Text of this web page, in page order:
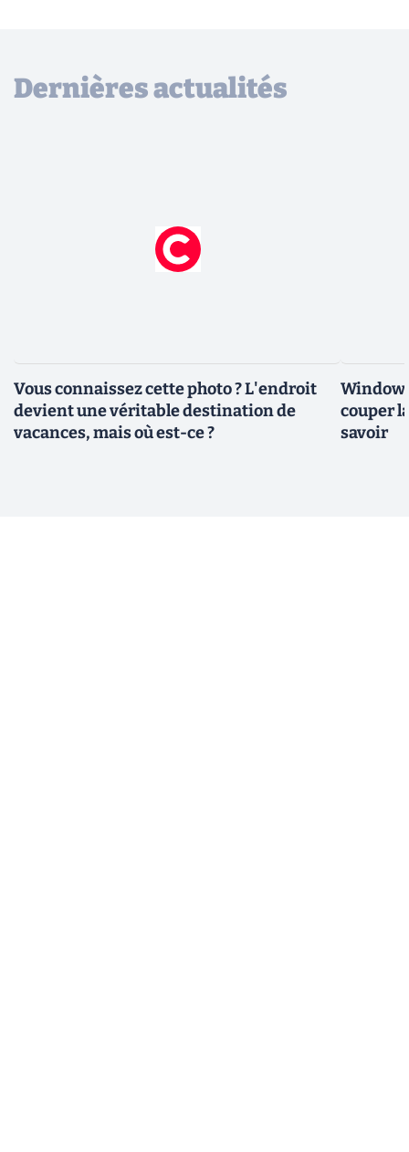
Dernières actualités
Vous connaissez cette photo ? L'endroit
devient une véritable destination de
vacances, mais où est-ce ?
couper
savoir